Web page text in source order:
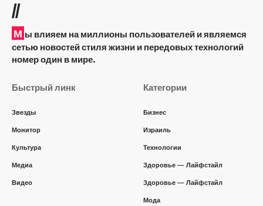
//
М ы влияем на миллионы пользователей и являемся
сетью новостей стиля жизни и передовых технологий
номер один в мире.
Быстрый линк
Звезды
Монитор
Культура
Медиа
Видео
Категории
Бизнес
Израиль
Технологии
Здоровье — Лайфстайл
Здоровье — Лайфстайл
Мода